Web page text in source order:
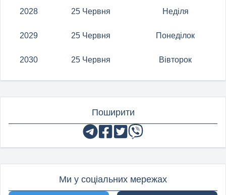
2028 25 Червня Неділя
2029 25 Червня Понеділок
2030 25 Червня Вівторок
Поширити
Ми у соціальних мережах